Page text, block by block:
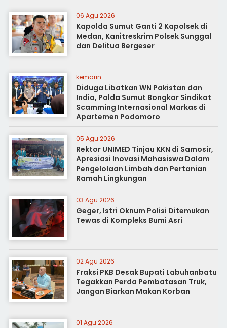
06 Agu 2026
Kapolda Sumut Ganti 2 Kapolsek di
Medan, Kanitreskrim Polsek Sunggal
dan Delitua Bergeser
kemarin
Diduga Libatkan WN Pakistan dan
India, Polda Sumut Bongkar Sindikat
Scamming Internasional Markas di
Apartemen Podomoro
05 Agu 2026
Rektor UNIMED Tinjau KKN di Samosir,
Apresiasi Inovasi Mahasiswa Dalam
Pengelolaan Limbah dan Pertanian
Ramah Lingkungan
03 Agu 2026
Geger, Istri Oknum Polisi Ditemukan
Tewas di Kompleks Bumi Asri
02 Agu 2026
Fraksi PKB Desak Bupati Labuhanbatu
Tegakkan Perda Pembatasan Truk,
Jangan Biarkan Makan Korban
01 Agu 2026